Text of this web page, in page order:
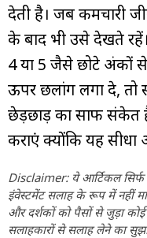
देती है। जब कर्मचारी
के बाद भी उसे देखते
4 या 5 जैसे छोटे अंकों
ऊपर छलांग लगा दे, तो
छेड़छाड़ का साफ संकेत
कराएं क्योंकि यह
Disclaimer: ये आर्टिकल
इंवेस्टमेंट सलाह के रूप में नहीं
और दर्शकों को पैसों से जुड़ा
सलाहकारों से सलाह लेने का